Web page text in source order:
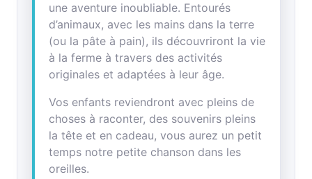
une aventure inoubliable. Entourés
d’animaux, avec les mains dans la terre
(ou la pâte à pain), ils découvriront la vie
à la ferme à travers des activités
originales et adaptées à leur âge.
Vos enfants reviendront avec pleins de
choses à raconter, des souvenirs pleins
la tête et en cadeau, vous aurez un petit
temps notre petite chanson dans les
oreilles.